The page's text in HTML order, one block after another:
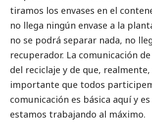
tiramos los envases en el
no llega ningún envase a la
no se podrá separar nada, no
recuperador. La comunicación
del reciclaje y de que,
importante que todos
comunicación es básica aquí y
estamos trabajando al máximo.